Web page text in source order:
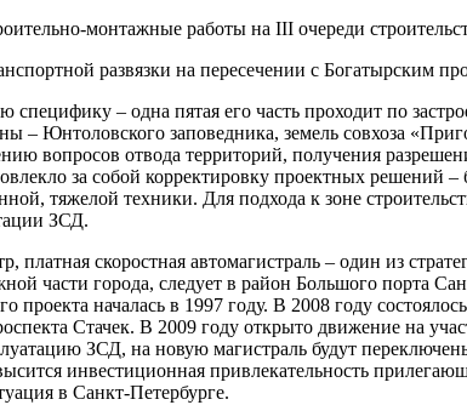
монтажные работы на III очереди
развязки на пересечении с Богатырским
специфику – одна пятая его часть проходит по
– Юнтоловского заповедника, земель совхоза
вопросов отвода территорий, получения
за собой корректировку проектных решений
тяжелой техники. Для подхода к зоне
ЗСД.
платная скоростная автомагистраль – один из
части города, следует в район Большого порта
проекта началась в 1997 году. В 2008 году
Стачек. В 2009 году открыто движение на
ЗСД, на новую магистраль будут
инвестиционная привлекательность
в Санкт-Петербурге.